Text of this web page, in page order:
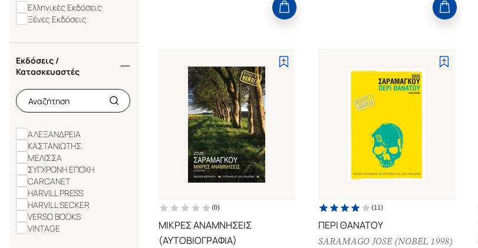
Ελληνικές Εκδόσεις
Ξένες Εκδόσεις
Εκδόσεις /
Κατασκευαστές
ΑΛΕΞΑΝΔΡΕΙΑ
ΚΑΣΤΑΝΙΩΤΗΣ
ΜΕΛΙΣΣΑ
ΣΥΓΧΡΟΝΗ ΕΠΟΧΗ
CARCANET
HARVILL PRESS
HARVILL SECKER
VERSO BOOKS
VINTAGE
(0)
ΜΙΚΡΕΣ ΑΝΑΜΝΗΣΕΙΣ
(ΑΥΤΟΒΙΟΓΡΑΦΙΑ)
(11)
ΠΕΡΙ ΘΑΝΑΤΟΥ
SARAMAGO JOSE (NOBEL 1998)